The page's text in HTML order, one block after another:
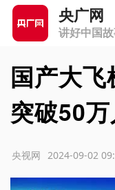
央广网
讲好中国
国产大
突破50
2024-09-02
央视网